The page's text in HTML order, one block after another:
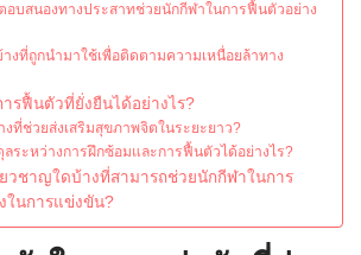
อบสนองทางประสาทช่วยนักกีฬาในการฟื้นตัวอย่าง
งที่ถูกนำมาใช้เพื่อติดตามความเหนื่อยล้าทาง
รฟื้นตัวที่ยั่งยืนได้อย่างไร?
ที่ช่วยส่งเสริมสุขภาพจิตในระยะยาว?
ระหว่างการฝึกซ้อมและการฟื้นตัวได้อย่างไร?
วชาญใดบ้างที่สามารถช่วยนักกีฬาในการ
ในการแข่งขัน?